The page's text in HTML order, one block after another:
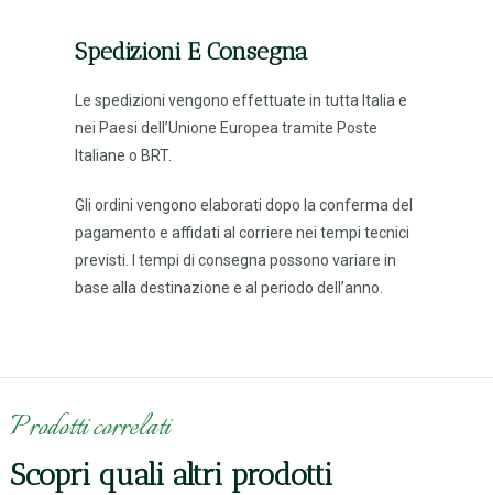
Spedizioni E Consegna
Le spedizioni vengono effettuate in tutta Italia e
nei Paesi dell’Unione Europea tramite Poste
Italiane o BRT.
Gli ordini vengono elaborati dopo la conferma del
pagamento e affidati al corriere nei tempi tecnici
previsti. I tempi di consegna possono variare in
base alla destinazione e al periodo dell’anno.
Prodotti correlati
Scopri quali altri prodotti